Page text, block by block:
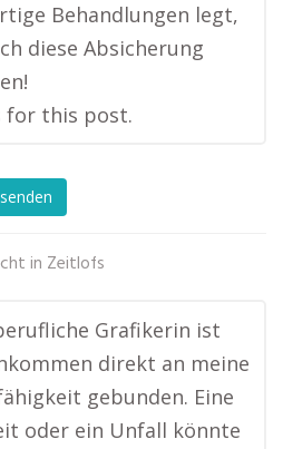
Behandlungen legt,
diese Absicherung
for this post.
in Zeitlofs
Grafikerin ist
direkt an meine
gebunden. Eine
oder ein Unfall könnte